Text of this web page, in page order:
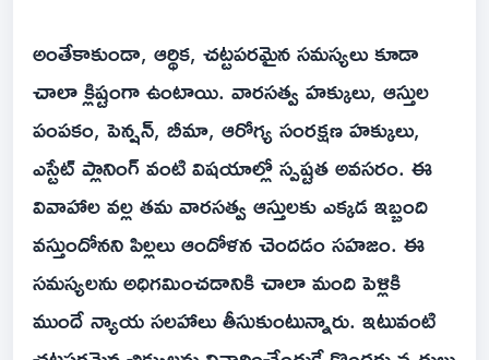
అంతేకాకుండా, ఆర్థిక, చట్టపరమైన సమస్యలు కూడా
చాలా క్లిష్టంగా ఉంటాయి. వారసత్వ హక్కులు, ఆస్తుల
పంపకం, పెన్షన్, బీమా, ఆరోగ్య సంరక్షణ హక్కులు,
ఎస్టేట్ ప్లానింగ్ వంటి విషయాల్లో స్పష్టత అవసరం. ఈ
వివాహాల వల్ల తమ వారసత్వ ఆస్తులకు ఎక్కడ ఇబ్బంది
వస్తుందోనని పిల్లలు ఆందోళన చెందడం సహజం. ఈ
సమస్యలను అధిగమించడానికి చాలా మంది పెళ్లికి
ముందే న్యాయ సలహాలు తీసుకుంటున్నారు. ఇటువంటి